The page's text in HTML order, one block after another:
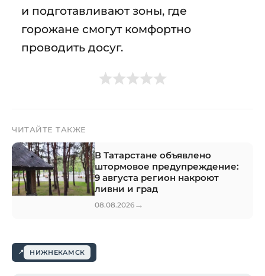
и подготавливают зоны, где
горожане смогут комфортно
проводить досуг.
ЧИТАЙТЕ ТАКЖЕ
В Татарстане объявлено
штормовое предупреждение:
9 августа регион накроют
ливни и град
08.08.2026 →
НИЖНЕКАМСК